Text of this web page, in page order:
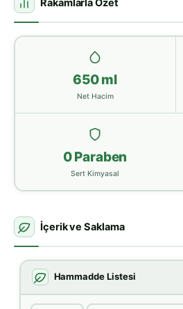
Rakamlarla Özet
650 ml
Net Hacim
0 Paraben
Sert Kimyasal
İçerik ve Saklama
Hammadde Listesi